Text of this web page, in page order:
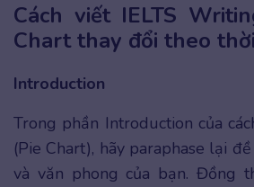
Cách viết IELTS
Chart thay đổi theo
Introduction
Trong phần Introduction của
(Pie Chart), hãy paraphase lại
và văn phong của bạn. Đồng